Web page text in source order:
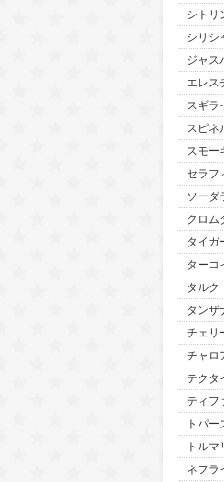
シトリ
シリシ
ジャス
エレス
スギラ
スピネ
スモー
セラフ
ソーダ
クロム
タイガ
ターコ
タルク
タンザ
チェリ
チャロ
テクタ
ティフ
トパー
トルマ
ネフラ